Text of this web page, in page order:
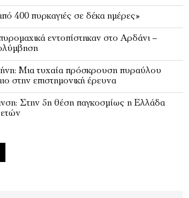
400 πυρκαγιές σε δέκα ημέρες»
εντοπίστηκαν στο Αρδάνι –
Μια τυχαία πρόσκρουση πυραύλου
στην επιστημονική έρευνα
Στην 5η θέση παγκοσμίως η Ελλάδα